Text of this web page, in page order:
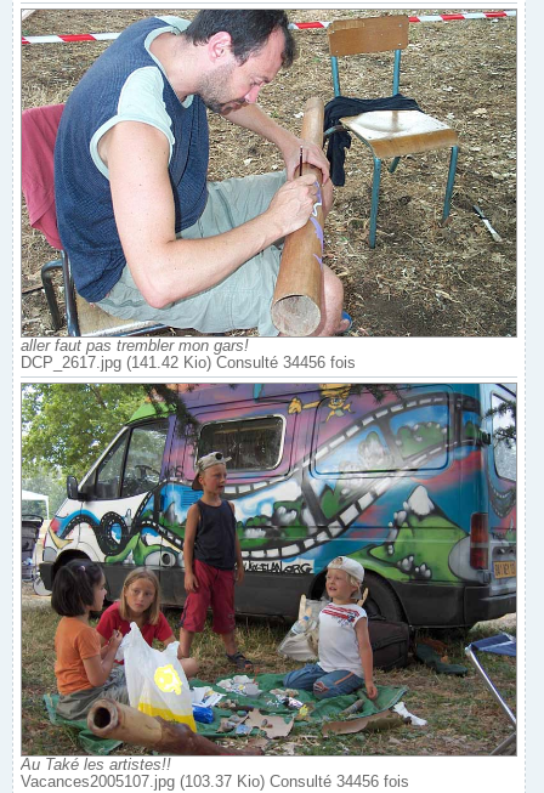
aller faut pas trembler mon gars!
DCP_2617.jpg (141.42 Kio) Consulté 34456 fois
Au Také les artistes!!
Vacances2005107.jpg (103.37 Kio) Consulté 34456 fois